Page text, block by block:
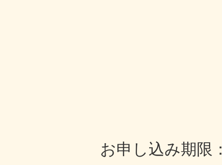
お申し込み期限